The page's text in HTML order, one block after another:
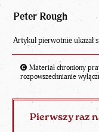
Peter Rough
Artykuł pierwotnie ukazał
Materiał chroniony
rozpowszechnianie
Pierwszy raz